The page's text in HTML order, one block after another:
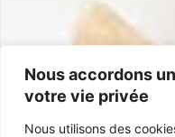
Nous accordons
votre vie privée
Nous utilisons des
+33 5 40 07 07 65
14 rue Burugoria, 64700
Zertifizierungen
IGP Jijona Glutenfrei